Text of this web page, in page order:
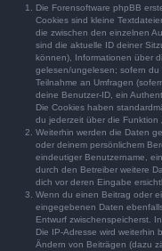
Die Forensoftware phpBB
Cookies sind kleine
die zwischen den einzelnen
sind die aktuelle ID deiner
können), Informationen über
gelesen/ungelesen; sofern
Teilnahme an Umfragen
deine Benutzer-ID, ein
Die Cookies haben
du jederzeit über die Funktion
Weiterhin werden die Daten
oder deinem persönlichem
eindeutiger Benutzername,
durch den Betreiber weitere
dich vor deren Eingabe
Wenn du einen Beitrag oder
eingegebenen Daten
Entwurf zwischenspeicherst.
Die IP-Adresse wird weiterhin
Ändern von Beiträgen (dazu